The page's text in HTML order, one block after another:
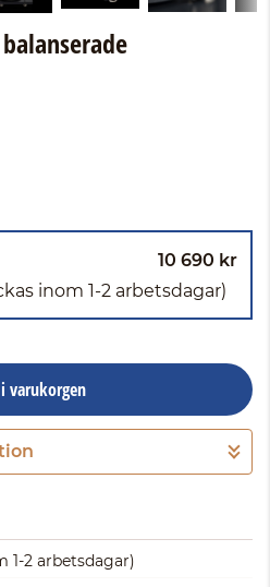
10 690 kr
inom 1-2 arbetsdagar)
i varukorgen
kassan
1-2 arbetsdagar)